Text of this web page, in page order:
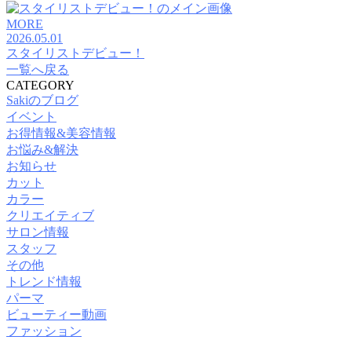
MORE
2026.05.01
スタイリストデビュー！
一覧へ戻る
CATEGORY
Sakiのブログ
イベント
お得情報&美容情報
お悩み&解決
お知らせ
カット
カラー
クリエイティブ
サロン情報
スタッフ
その他
トレンド情報
パーマ
ビューティー動画
ファッション